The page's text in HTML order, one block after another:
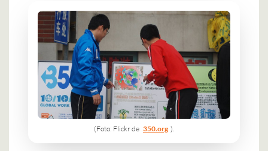
(Foto: Flickr de 350.org ).